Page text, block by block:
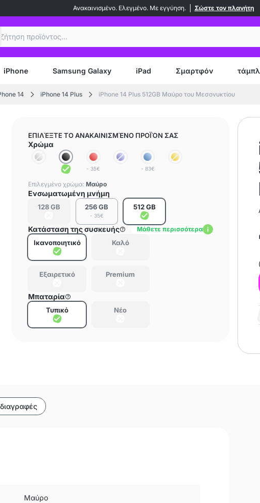
Ανακαινισμένο. Ελεγμένο. Με εγγύηση. Σώστε τον πλανήτη
iPhone Samsung Galaxy iPad Σμαρτφόν
14 iPhone 14 Plus iPhone 14 Plus 512GB Μαύρο του Μεσονυκτίου
ΕΠΙΛΈΞΤΕ ΤΟ ΑΝΑΚΑΙΝΙΣΜΈΝΟ ΠΡΟΪΌΝ ΣΑΣ
Χρώμα
- 35€ - 83€
Επιλεγμένο χρώμα:Μαύρο
Ενσωματωμένη μνήμη
128 GB 256 GB
- 35€
512 GB
Κατάσταση της συσκευής Μάθετε περισσότερα
Ικανοποιητικό Καλό
Εξαιρετικό Premium
Μπαταρία
Τυπικό Νέο
Μαύρο